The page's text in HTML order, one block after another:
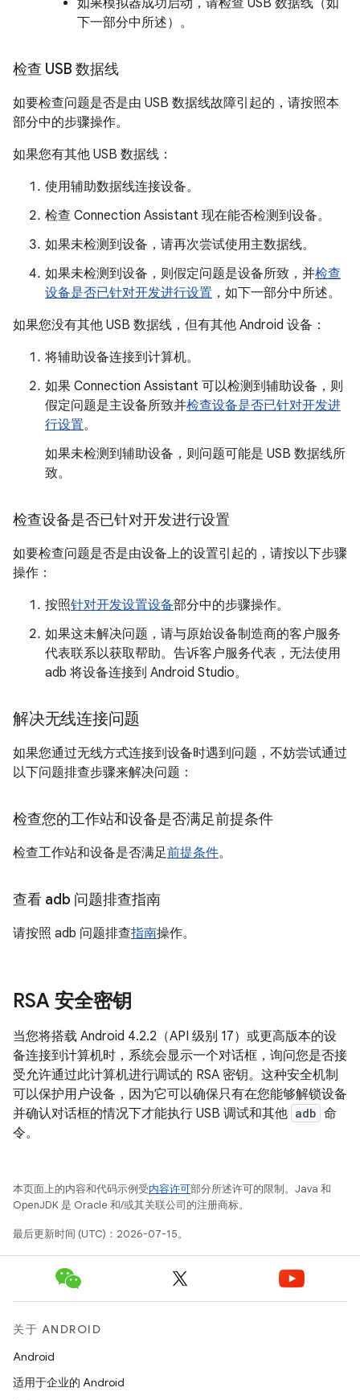
如果模拟器成功启动，请检查 USB 数据线（如
下一部分中所述）。
检查 USB 数据线
如要检查问题是否是由 USB 数据线故障引起的，请按照本
部分中的步骤操作。
如果您有其他 USB 数据线：
使用辅助数据线连接设备。
检查 Connection Assistant 现在能否检测到设备。
如果未检测到设备，请再次尝试使用主数据线。
如果未检测到设备，则假定问题是设备所致，并检查
设备是否已针对开发进行设置 ，如下一部分中所述。
如果您没有其他 USB 数据线，但有其他 Android 设备：
将辅助设备连接到计算机。
如果 Connection Assistant 可以检测到辅助设备，则
假定问题是主设备所致并检查设备是否已针对开发进
行设置。
如果未检测到辅助设备，则问题可能是 USB 数据线所
致。
检查设备是否已针对开发进行设置
如要检查问题是否是由设备上的设置引起的，请按以下步骤
操作：
按照针对开发设置设备部分中的步骤操作。
如果这未解决问题，请与原始设备制造商的客户服务
代表联系以获取帮助。告诉客户服务代表，无法使用
adb 将设备连接到 Android Studio。
解决无线连接问题
如果您通过无线方式连接到设备时遇到问题，不妨尝试通过
以下问题排查步骤来解决问题：
检查您的工作站和设备是否满足前提条件
检查工作站和设备是否满足前提条件。
查看 adb 问题排查指南
请按照 adb 问题排查指南操作。
RSA 安全密钥
当您将搭载 Android 4.2.2（API 级别 17）或更高版本的设
备连接到计算机时，系统会显示一个对话框，询问您是否接
受允许通过此计算机进行调试的 RSA 密钥。这种安全机制
可以保护用户设备，因为它可以确保只有在您能够解锁设备
并确认对话框的情况下才能执行 USB 调试和其他 adb 命
令。
本页面上的内容和代码示例受内容许可部分所述许可的限制。Java 和
OpenJDK 是 Oracle 和/或其关联公司的注册商标。
最后更新时间 (UTC)：2026-07-15。
关于 ANDROID
Android
适用于企业的 Android